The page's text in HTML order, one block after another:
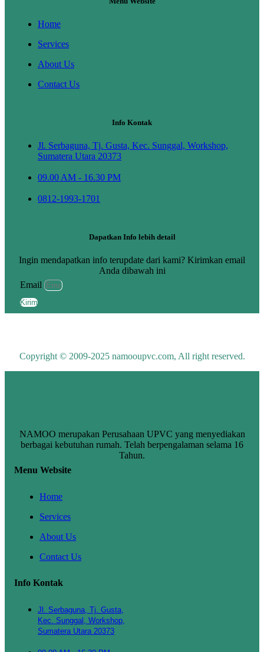
Home
Services
About Us
Contact Us
Info Kontak
Jl. Serbaguna, Tj. Gusta, Kec. Sunggal, Workshop,
Sumatera Utara 20373
09.00 AM - 16.30 PM
0812-1993-1701
Dapatkan Info lebih detail
Ingin mendapatkan info terupdate dari kami? Kirimkan email
Anda dibawah ini
Email
Kirim
Copyright © 2009-2025 namooupvc.com, All right reserved.
NAMOO merupakan Perusahaan UPVC yang menyediakan
berbagai kebutuhan rumah. Telah berpengalaman selama 16
Tahun.
Menu Website
Home
Services
About Us
Contact Us
Info Kontak
Jl. Serbaguna, Tj. Gusta,
Kec. Sunggal, Workshop,
Sumatera Utara 20373